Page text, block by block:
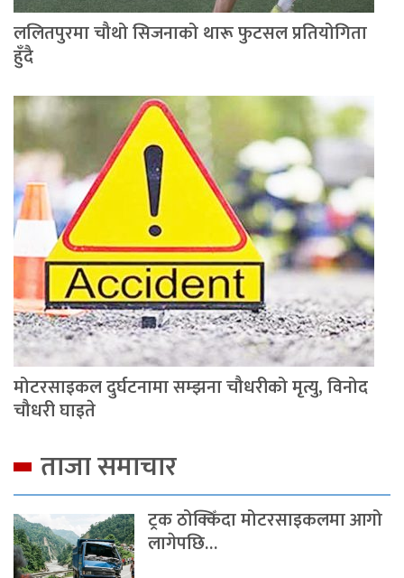
ललितपुरमा चौथो सिजनाको थारू फुटसल प्रतियोगिता
हुँदै
मोटरसाइकल दुर्घटनामा सम्झना चौधरीको मृत्यु, विनोद
चौधरी घाइते
ताजा समाचार
ट्रक ठोक्किँदा मोटरसाइकलमा आगो
लागेपछि…